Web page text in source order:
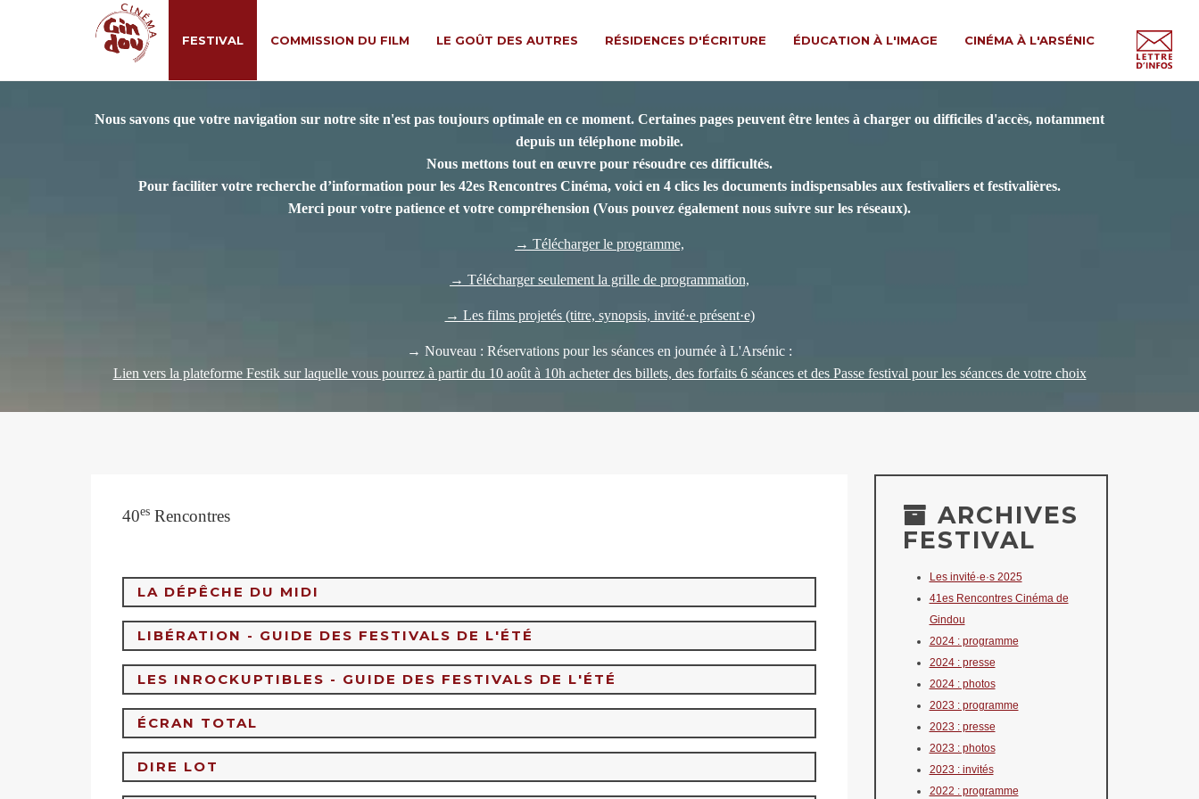
FESTIVAL COMMISSION DU FILM LE GOÛT DES AUTRES RÉSIDENCES D'ÉCRITURE ÉDUCATION À L'IMAGE CINÉMA À L'ARSÉNIC
Nous savons que votre navigation sur notre site n'est pas toujours optimale en ce moment. Certaines pages peuvent être lentes à charger ou difficiles d'accès, notamment
depuis un téléphone mobile.
Nous mettons tout en œuvre pour résoudre ces difficultés.
Pour faciliter votre recherche d’information pour les 42es Rencontres Cinéma, voici en 4 clics les documents indispensables aux festivaliers et festivalières.
Merci pour votre patience et votre compréhension (Vous pouvez également nous suivre sur les réseaux).
→ Télécharger le programme,
→ Télécharger seulement la grille de programmation,
→ Les films projetés (titre, synopsis, invité·e présent·e)
→ Nouveau : Réservations pour les séances en journée à L'Arsénic :
Lien vers la plateforme Festik sur laquelle vous pourrez à partir du 10 août à 10h acheter des billets, des forfaits 6 séances et des Passe festival pour les séances de votre choix
40es Rencontres
LA DÉPÊCHE DU MIDI
LIBÉRATION - GUIDE DES FESTIVALS DE L'ÉTÉ
LES INROCKUPTIBLES - GUIDE DES FESTIVALS DE L'ÉTÉ
ÉCRAN TOTAL
DIRE LOT
ARCHIVES
FESTIVAL
Les invité·e·s 2025
41es Rencontres Cinéma de
Gindou
2024 : programme
2024 : presse
2024 : photos
2023 : programme
2023 : presse
2023 : photos
2023 : invités
2022 : programme